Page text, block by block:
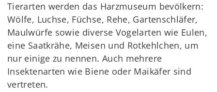
Tierarten werden das Harzmuseum bevölkern:
Wölfe, Luchse, Füchse, Rehe, Gartenschläfer,
Maulwürfe sowie diverse Vogelarten wie Eulen,
eine Saatkrähe, Meisen und Rotkehlchen, um
nur einige zu nennen. Auch mehrere
Insektenarten wie Biene oder Maikäfer sind
vertreten.